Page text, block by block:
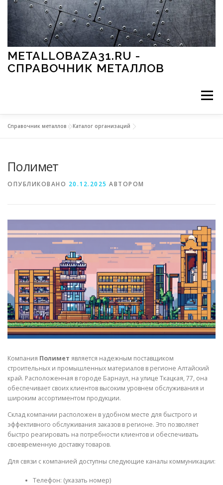
Перейти к содержимому
METALLOBAZA31.RU -
СПРАВОЧНИК МЕТАЛЛОВ
Меню
МЕТАЛЛЫ И ОКРУЖАЮЩАЯ СРЕДА
СВОЙСТВА МЕТАЛЛОВ СОРТА МЕТАЛЛОВ
СТАТЬИ
Справочник металлов »Каталог организаций
Полимет
ОПУБЛИКОВАНО 20.12.2025 АВТОРОМ
Компания Полимет является надежным поставщиком
строительных и промышленных материалов в регионе Алтайский
край. Расположенная в городе Барнаул, на улице Ткацкая, 77, она
обеспечивает своих клиентов высоким уровнем обслуживания и
широким ассортиментом продукции.
Склад компании расположен в удобном месте для быстрого и
эффективного обслуживания заказов в регионе. Это позволяет
быстро реагировать на потребности клиентов и обеспечивать
своевременную доставку товаров.
Для связи с компанией доступны следующие каналы коммуникации:
Телефон: (указать номер)